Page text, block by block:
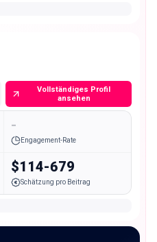
Vollständiges Profil
ansehen
-
Engagement-Rate
$114-679
Schätzung pro Beitrag